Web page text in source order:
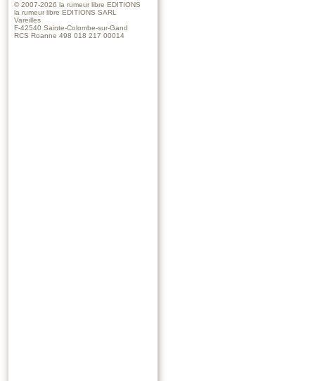
© 2007-2026 la rumeur libre EDITIONS
la rumeur libre EDITIONS SARL
Vareilles
F-42540 Sainte-Colombe-sur-Gand
RCS Roanne 498 018 217 00014